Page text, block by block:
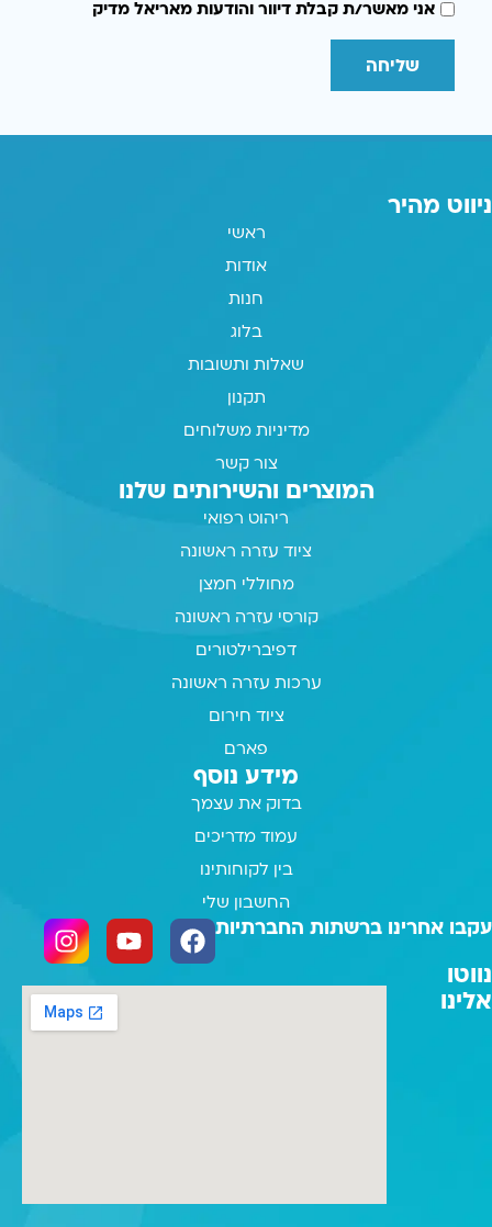
אני מאשר/ת קבלת דיוור והודעות מאריאל מדיק
שליחה
ניווט מהיר
ראשי
אודות
חנות
בלוג
שאלות ותשובות
תקנון
מדיניות משלוחים
צור קשר
המוצרים והשירותים שלנו
ריהוט רפואי
ציוד עזרה ראשונה
מחוללי חמצן
קורסי עזרה ראשונה
דפיברילטורים
ערכות עזרה ראשונה
ציוד חירום
פארם
מידע נוסף
בדוק את עצמך
עמוד מדריכים
בין לקוחותינו
החשבון שלי
עקבו אחרינו ברשתות החברתיות
נווטו
אלינו